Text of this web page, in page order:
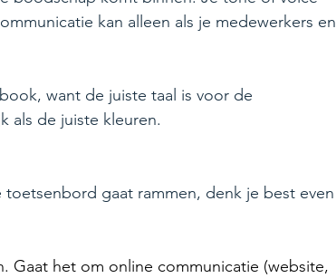
kan alleen als je medewerkers en
want de juiste taal is voor de
als de juiste kleuren.
gaat rammen, denk je best even
Gaat het om online communicatie (website,